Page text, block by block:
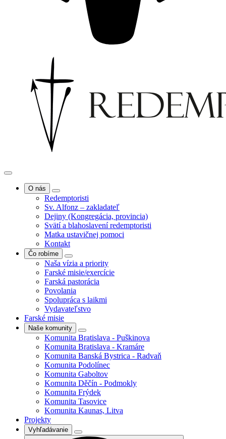
O nás
Redemptoristi
Sv. Alfonz – zakladateľ
Dejiny (Kongregácia, provincia)
Svätí a blahoslavení redemptoristi
Matka ustavičnej pomoci
Kontakt
Čo robíme
Naša vízia a priority
Farské misie/exercície
Farská pastorácia
Povolania
Spolupráca s laikmi
Vydavateľstvo
Farské misie
Naše komunity
Komunita Bratislava - Puškinova
Komunita Bratislava - Kramáre
Komunita Banská Bystrica - Radvaň
Komunita Podolínec
Komunita Gaboltov
Komunita Děčín - Podmokly
Komunita Frýdek
Komunita Tasovice
Komunita Kaunas, Litva
Projekty
Vyhľadávanie